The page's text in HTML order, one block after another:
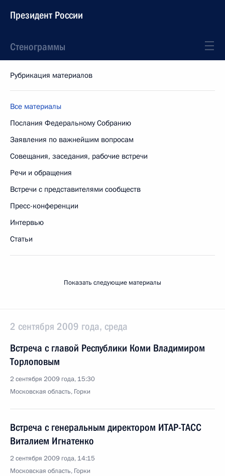
Президент России
Стенограммы
Рубрикация материалов
Все материалы
Послания Федеральному Собранию
Заявления по важнейшим вопросам
Совещания, заседания, рабочие встречи
Речи и обращения
Встречи с представителями сообществ
Пресс-конференции
Интервью
Статьи
Показать следующие материалы
2 сентября 2009 года, среда
Встреча с главой Республики Коми Владимиром
Торлоповым
2 сентября 2009 года, 15:30
Московская область, Горки
Встреча с генеральным директором ИТАР-ТАСС
Виталием Игнатенко
2 сентября 2009 года, 14:15
Московская область, Горки